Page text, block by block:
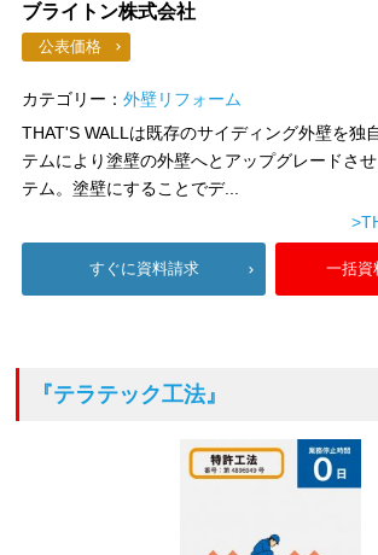
ブライトン株式会社
公表価格
カテゴリー：外壁リフォーム
THAT'S WALLは既存のサイディング外壁を独
テムにより塗壁の外壁へとアップグレードさ
テム。塗壁にすることでデ...
すぐに資料請求 一括資
『テラテック工法』